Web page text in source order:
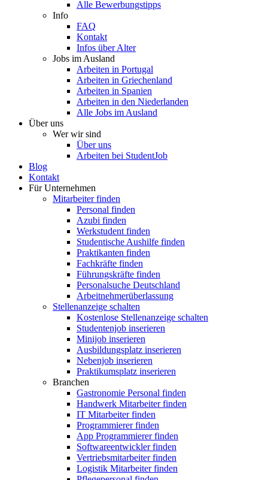
Alle Bewerbungstipps
Info
FAQ
Kontakt
Infos über Alter
Jobs im Ausland
Arbeiten in Portugal
Arbeiten in Griechenland
Arbeiten in Spanien
Arbeiten in den Niederlanden
Alle Jobs im Ausland
Über uns
Wer wir sind
Über uns
Arbeiten bei StudentJob
Blog
Kontakt
Für Unternehmen
Mitarbeiter finden
Personal finden
Azubi finden
Werkstudent finden
Studentische Aushilfe finden
Praktikanten finden
Fachkräfte finden
Führungskräfte finden
Personalsuche Deutschland
Arbeitnehmerüberlassung
Stellenanzeige schalten
Kostenlose Stellenanzeige schalten
Studentenjob inserieren
Minijob inserieren
Ausbildungsplatz inserieren
Nebenjob inserieren
Praktikumsplatz inserieren
Branchen
Gastronomie Personal finden
Handwerk Mitarbeiter finden
IT Mitarbeiter finden
Programmierer finden
App Programmierer finden
Softwareentwickler finden
Vertriebsmitarbeiter finden
Logistik Mitarbeiter finden